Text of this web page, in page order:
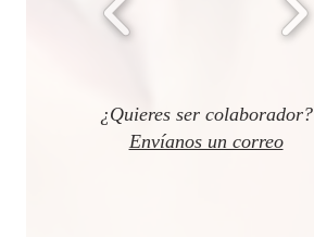
¿Quieres ser colaborador?
Envíanos un correo